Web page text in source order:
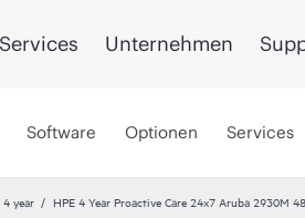
Services Unternehmen
Software Optionen Services
year HPE 4 Year Proactive Care 24x7 Aruba 2930M